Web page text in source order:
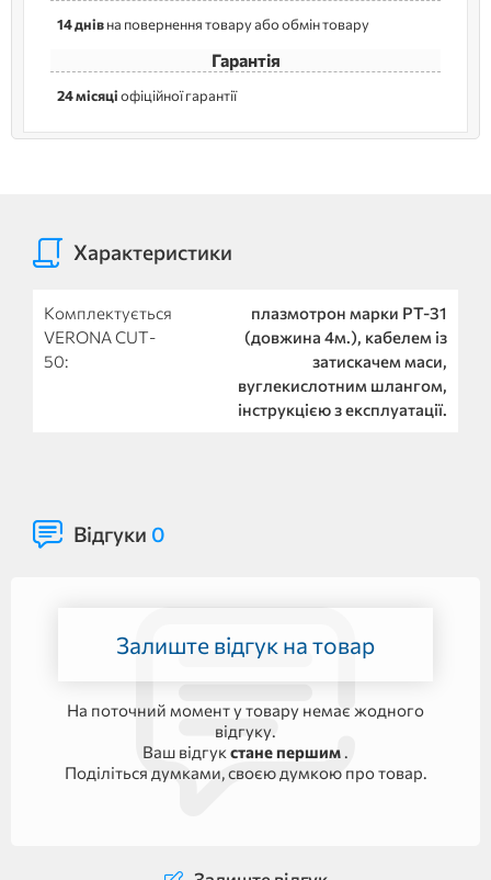
14 днівна повернення товару або обмін товару
Гарантія
24 місяціофіційної гарантії
Характеристики
Комплектується
VERONA CUT-
50:
плазмотрон марки PT-31
(довжина 4м.), кабелем із
затискачем маси,
вуглекислотним шлангом,
інструкцією з експлуатації.
Відгуки 0
Залиште відгук на товар
На поточний момент у товару немає жодного
відгуку.
Ваш відгук стане першим .
Поділіться думками, своєю думкою про товар.